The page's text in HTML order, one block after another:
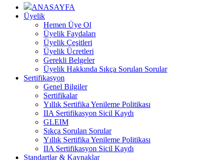
ANASAYFA
Üyelik
Hemen Üye Ol
Üyelik Faydaları
Üyelik Çeşitleri
Üyelik Ücretleri
Gerekli Belgeler
Üyelik Hakkında Sıkça Sorulan Sorular
Sertifikasyon
Genel Bilgiler
Sertifikalar
Yıllık Sertifika Yenileme Politikası
IIA Sertifikasyon Sicil Kaydı
GLEIM
Sıkça Sorulan Sorular
Yıllık Sertifika Yenileme Politikası
IIA Sertifikasyon Sicil Kaydı
Standartlar & Kaynaklar